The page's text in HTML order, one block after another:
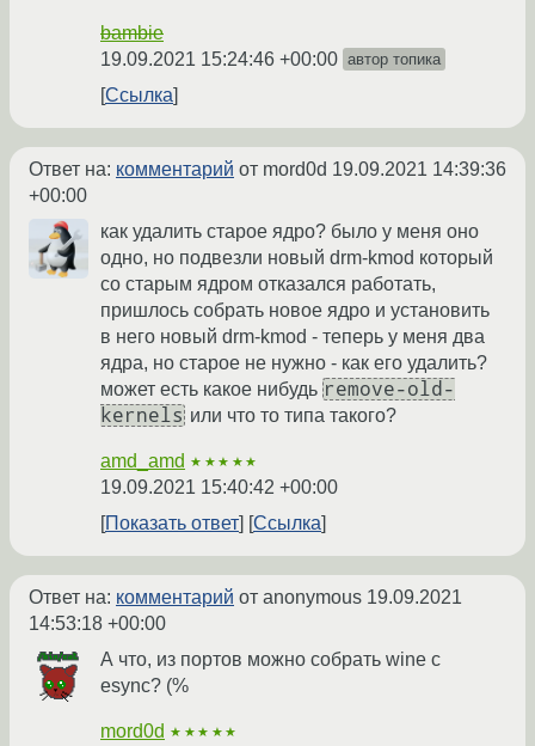
bambie
19.09.2021 15:24:46 +00:00 автор топика
Ссылка
Ответ на: комментарий от mord0d 19.09.2021 14:39:36
+00:00
как удалить старое ядро? было у меня оно
одно, но подвезли новый drm-kmod который
со старым ядром отказался работать,
пришлось собрать новое ядро и установить
в него новый drm-kmod - теперь у меня два
ядра, но старое не нужно - как его удалить?
может есть какое нибудь remove-old-
kernels или что то типа такого?
amd_amd ★★★★★
19.09.2021 15:40:42 +00:00
Показать ответ
Ссылка
Ответ на: комментарий от anonymous 19.09.2021
14:53:18 +00:00
А что, из портов можно собрать wine с
esync? (%
mord0d ★★★★★